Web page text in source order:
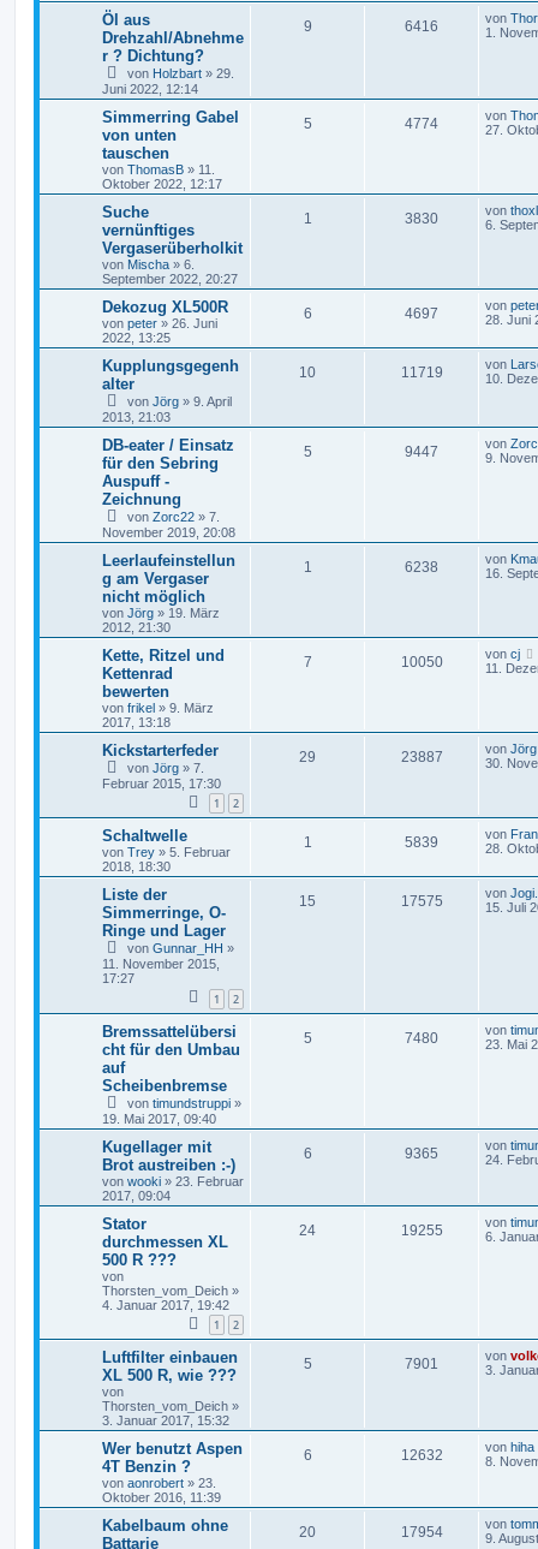
Öl aus
Drehzahl/Abnehme
r ? Dichtung?
von Holzbart » 29.
Juni 2022, 12:14
9 6416 von
1.
Simmerring Gabel
von unten
tauschen
von ThomasB » 11.
Oktober 2022, 12:17
5 4774 von
27.
Suche
vernünftiges
Vergaserüberholkit
von Mischa » 6.
September 2022, 20:27
1 3830 von thoxl
6.
Dekozug XL500R
von peter » 26. Juni
2022, 13:25
6 4697 von
28. Juni
Kupplungsgegenh
alter
von Jörg » 9. April
2013, 21:03
10 11719 von
10.
DB-eater / Einsatz
für den Sebring
Auspuff -
Zeichnung
von Zorc22 » 7.
November 2019, 20:08
5 9447 von
9.
Leerlaufeinstellun
g am Vergaser
nicht möglich
von Jörg » 19. März
2012, 21:30
1 6238 von
16.
Kette, Ritzel und
Kettenrad
bewerten
von frikel » 9. März
2017, 13:18
7 10050 von cj
11.
Kickstarterfeder
von Jörg » 7.
Februar 2015, 17:30
1 2
29 23887 von Jörg
30.
Schaltwelle
von Trey » 5. Februar
2018, 18:30
1 5839 von
28.
Liste der
Simmerringe, O-
Ringe und Lager
von Gunnar_HH »
11. November 2015,
17:27
1 2
15 17575 von
15. Juli
Bremssattelübersi
cht für den Umbau
auf
Scheibenbremse
von timundstruppi »
19. Mai 2017, 09:40
5 7480 von
23. Mai
Kugellager mit
Brot austreiben :-)
von wooki » 23. Februar
2017, 09:04
6 9365 von
24.
Stator
durchmessen XL
500 R ???
von
Thorsten_vom_Deich »
4. Januar 2017, 19:42
1 2
24 19255 von
6.
Luftfilter einbauen
XL 500 R, wie ???
von
Thorsten_vom_Deich »
3. Januar 2017, 15:32
5 7901 von
3.
Wer benutzt Aspen
4T Benzin ?
von aonrobert » 23.
Oktober 2016, 11:39
6 12632 von hiha
8.
Kabelbaum ohne
Battarie
20 17954 von
9.